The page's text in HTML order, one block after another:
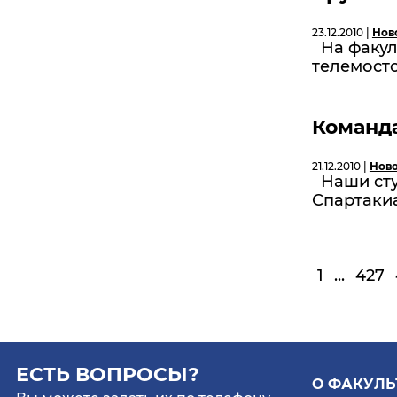
23.12.2010 |
На
21.12.2010 |
Наши
1 ... 427
ЕСТЬ ВОПРОСЫ? О